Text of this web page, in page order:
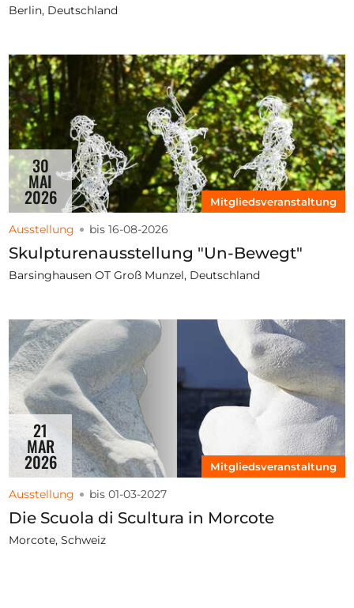
Berlin, Deutschland
30
MAI
2026 Mitgliedsveranstaltung
Ausstellung bis 16-08-2026
Skulpturenausstellung "Un-Bewegt"
Barsinghausen OT Groß Munzel, Deutschland
21
MAR
2026 Mitgliedsveranstaltung
Ausstellung bis 01-03-2027
Die Scuola di Scultura in Morcote
Morcote, Schweiz